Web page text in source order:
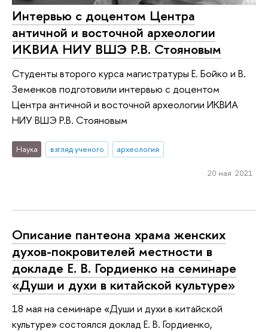
Интервью с доцентом Центра
античной и восточной археологии
ИКВИА НИУ ВШЭ Р.В. Стояновым
Студенты второго курса магистратуры Е. Бойко и В.
Земенков подготовили интервью с доцентом
Центра античной и восточной археологии ИКВИА
НИУ ВШЭ Р.В. Стояновым
Наука взгляд ученого археология
20 мая 2021
Описание пантеона храма женских
духов-покровителей местности в
докладе Е. В. Гордиенко на семинаре
«Души и духи в китайской культуре»
18 мая на семинаре «Души и духи в китайской
культуре» состоялся доклад Е. В. Гордиенко,